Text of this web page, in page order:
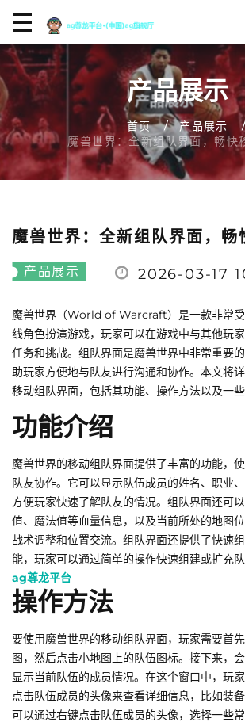
产品展示
首页
产品展示
魔兽世界：全新组队界面，畅快
魔兽世界：全新组队界面，畅
产品展示 2026-03-17
魔兽世界（World of Warcraft）是一款非常
线角色扮演游戏，玩家可以在游戏中与其他玩
任务和挑战。组队界面是魔兽世界中非常重要
助玩家方便地与队友进行沟通和协作。本文将
移动组队界面，包括其功能、操作方法以及一些
功能介绍
魔兽世界的移动组队界面提供了丰富的功能，
队友协作。它可以显示队伍成员的姓名、职业、
方便玩家快速了解队友的情况。组队界面还可
值、魔法值等血量信息，以及当前所处的地图
战术调整和位置交流。组队界面还提供了快速
能，玩家可以通过简单的操作快速组建或扩充队
ag尊龙平台
操作方法
要使用魔兽世界的移动组队界面，玩家需要首
图，然后点击小地图上的队伍图标。接下来，会
显示当前队伍的成员情况。在这个窗口中，玩
点击队伍成员的头像来查看详细信息，比如装
可以通过右键点击队伍成员的头像，选择一些